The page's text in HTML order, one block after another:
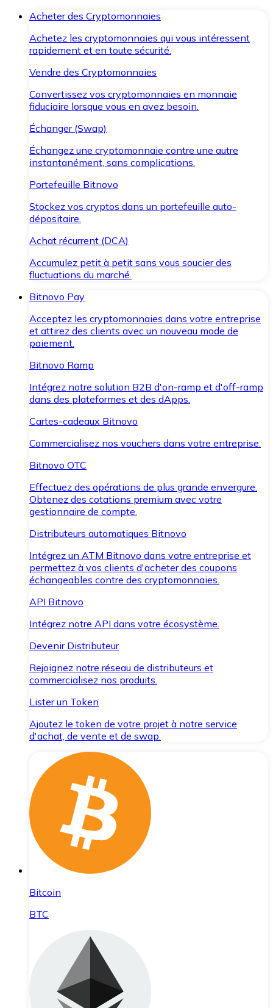
Acheter des Cryptomonnaies
Achetez les cryptomonnaies qui vous intéressent
rapidement et en toute sécurité.
Vendre des Cryptomonnaies
Convertissez vos cryptomonnaies en monnaie
fiduciaire lorsque vous en avez besoin.
Échanger (Swap)
Échangez une cryptomonnaie contre une autre
instantanément, sans complications.
Portefeuille Bitnovo
Stockez vos cryptos dans un portefeuille auto-
dépositaire.
Achat récurrent (DCA)
Accumulez petit à petit sans vous soucier des
fluctuations du marché.
Bitnovo Pay
Acceptez les cryptomonnaies dans votre entreprise
et attirez des clients avec un nouveau mode de
paiement.
Bitnovo Ramp
Intégrez notre solution B2B d'on-ramp et d'off-ramp
dans des plateformes et des dApps.
Cartes-cadeaux Bitnovo
Commercialisez nos vouchers dans votre entreprise.
Bitnovo OTC
Effectuez des opérations de plus grande envergure.
Obtenez des cotations premium avec votre
gestionnaire de compte.
Distributeurs automatiques Bitnovo
Intégrez un ATM Bitnovo dans votre entreprise et
permettez à vos clients d'acheter des coupons
échangeables contre des cryptomonnaies.
API Bitnovo
Intégrez notre API dans votre écosystème.
Devenir Distributeur
Rejoignez notre réseau de distributeurs et
commercialisez nos produits.
Lister un Token
Ajoutez le token de votre projet à notre service
d'achat, de vente et de swap.
Bitcoin
BTC